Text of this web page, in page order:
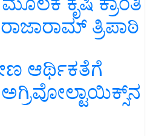
ತ್ರಿಪಾಠಿ
ಆರ್ಥಿಕತೆಗೆ
ಅಗ್ರಿವೋಲ್ಟಾಯಿಕ್ಸ್‌ನ